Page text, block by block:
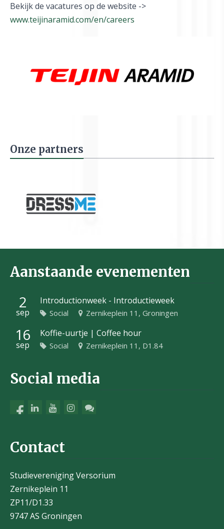
Bekijk de vacatures op de website ->
www.teijinaramid.com/en/careers
Onze partners
Aanstaande evenementen
2
sep
Introductionweek - Introductieweek
Social Zernikeplein 11, Groningen
16
sep
Koffie-uurtje | Coffee hour
Social Zernikeplein 11, D1.84
Social media
Contact
Studievereniging Versorium
Zernikeplein 11
ZP11/D1.33
9747 AS Groningen